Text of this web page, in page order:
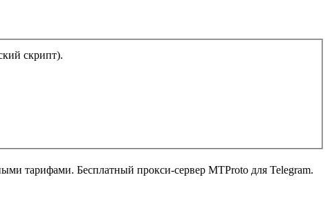
скрипт).
тарифами. Бесплатный прокси-сервер MTProto для Telegram.